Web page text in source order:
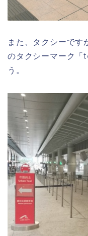
また、タクシーです
のタクシーマーク「
う。